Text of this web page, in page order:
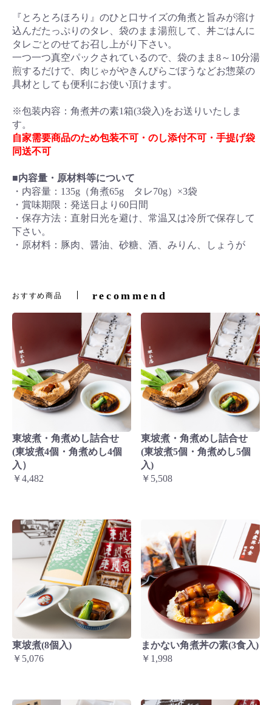
『とろとろほろり』のひと口サイズの角煮と旨みが溶け
込んだたっぷりのタレ、袋のまま湯煎して、丼ごはんに
タレごとのせてお召し上がり下さい。
一つ一つ真空パックされているので、袋のまま8～10分湯
煎するだけで、肉じゃがやきんぴらごぼうなどお惣菜の
具材としても便利にお使い頂けます。
※包装内容：角煮丼の素1箱(3袋入)をお送りいたしま
す。
自家需要商品のため包装不可・のし添付不可・手提げ袋
同送不可
■内容量・原材料等について
・内容量：135g（角煮65g タレ70g）×3袋
・賞味期限：発送日より60日間
・保存方法：直射日光を避け、常温又は冷所で保存して
下さい。
・原材料：豚肉、醤油、砂糖、酒、みりん、しょうが
おすすめ商品 recommend
東坡煮・角煮めし詰合せ
(東坡煮4個・角煮めし4個
入）
￥4,482
東坡煮・角煮めし詰合せ
(東坡煮5個・角煮めし5個
入)
￥5,508
東坡煮(8個入)
￥5,076
まかない角煮丼の素(3食入)
￥1,998